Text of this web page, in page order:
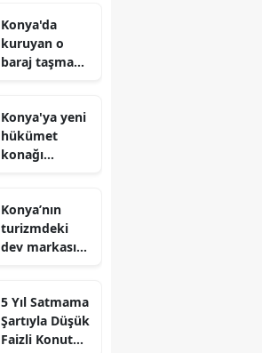
Konya'da
kuruyan o
baraj taşma
Konya'ya yeni
hükümet
konağı
Konya’nın
turizmdeki
dev markası
de zirveye
oynuyor
5 Yıl Satmama
Şartıyla Düşük
Faizli Konut